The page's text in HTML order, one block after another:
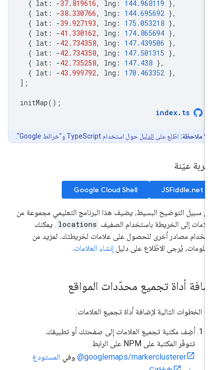
{ lat: - 37.819616, lng : 144.968119
{
lat: -38.330766, lng : 144.695692
{
lat: -39.927193, lng : 175.053218
{
lat: -41.330162, lng : 174.865694
{
lat: - 42.734358, lng : 147.439506
{
lat: - 42.734358, lng : 147.501315
{
lat: - 42.735258, lng : 147.438
{
lat: -43.999792, lng : 170.463352
initMap
index. ts
ملاحظة:اطّلِع علىالدليلحول استخدام TypeScript و"خرائط Google".
عيّنة
JSFiddle.net
Google Cloud Shell
سبيل التوضيح البسيط، يضيف هذا البرنامج التعليمي مجموعة من
إلى الخريطة باستخدام الصفيف locations . يمكنك
مصادر أخرى للحصول على علامات لخريطتك. لمزيد من
يُرجى الاطّلاع على دليلإنشاء العلامات.
أداة تجميع محدّدات المواقع
الخطوات التالية لإضافة أداة تجميع العلامات:
أضِف مكتبة تجميع العلامات إلى صفحتك أو تطبيقك.
تتوفّر المكتبة على NPM على الرابط
‎@googlemaps/markerclustererوفيالمستودع